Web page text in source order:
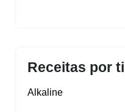
Receitas por
Alkaline